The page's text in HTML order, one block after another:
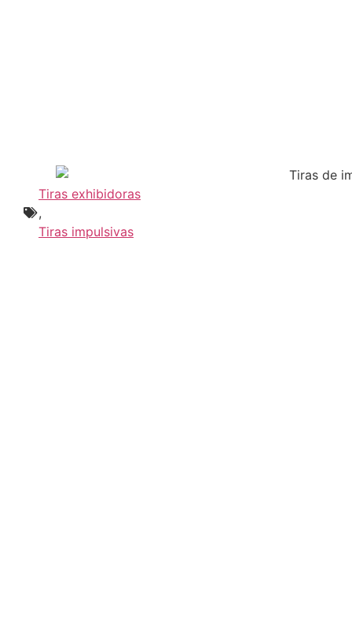
Tiras exhibidoras
,
Tiras impulsivas